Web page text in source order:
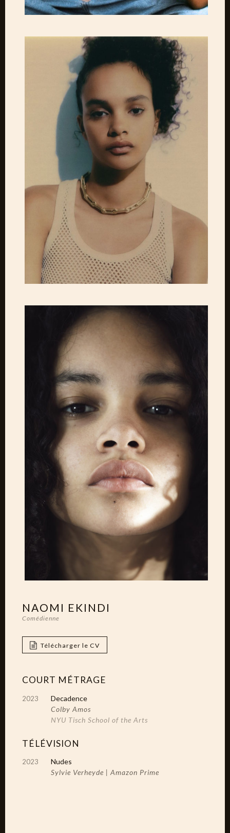
NAOMI EKINDI
Comédienne
Télécharger le CV
COURT MÉTRAGE
2023
Decadence
Colby Amos
NYU Tisch School of the Arts
TÉLÉVISION
2023
Nudes
Sylvie Verheyde | Amazon Prime